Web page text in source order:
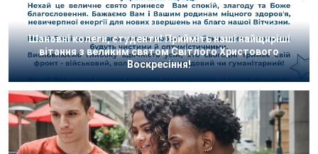
Шановні колеги, студенти! Прийміть наші найщиріші
вітання з великим святом Світлого Христового
Воскресіння!